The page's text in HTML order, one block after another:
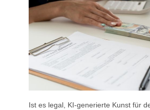
Ist es legal, KI-generierte Kunst für